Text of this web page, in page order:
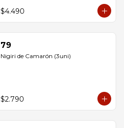
$4.490
79
Nigiri de Camarón (3uni)
$2.790